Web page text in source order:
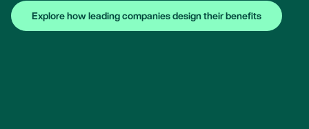
Explore how leading companies design their benefits